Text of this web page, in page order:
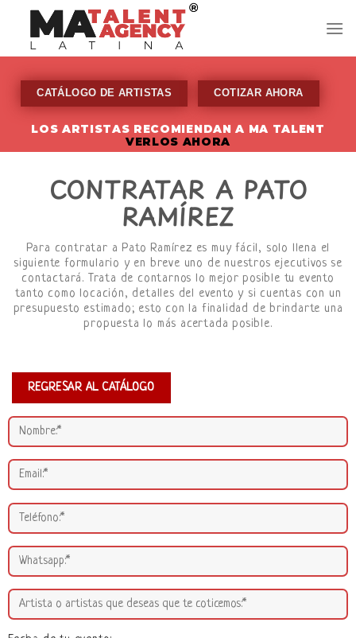
content
CATÁLOGO DE ARTISTAS COTIZAR AHORA
LOS ARTISTAS RECOMIENDAN A MA TALENT
VERLOS AHORA
CONTRATAR A PATO
RAMÍREZ
Para contratar a Pato Ramírez es muy fácil, solo llena el
siguiente formulario y en breve uno de nuestros ejecutivos se
contactará. Trata de contarnos lo mejor posible tu evento
tanto como locación, detalles del evento y si cuentas con un
presupuesto estimado; esto con la finalidad de brindarte una
propuesta lo más acertada posible.
REGRESAR AL CATÁLOGO